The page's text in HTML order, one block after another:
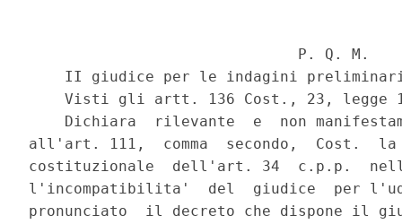
                              P. Q. M.
II giudice per le indagini
Visti gli artt. 136 Cost., 23, legge
Dichiara  rilevante  e  non
all'art. 111,  comma  secondo,  Cost.
costituzionale  dell'art. 34  c.p.p.
l'incompatibilita'  del  giudice  per
pronunciato  il decreto che dispone il